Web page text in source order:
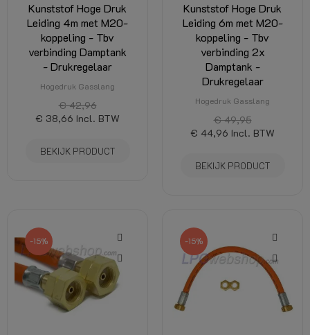
Kunststof Hoge Druk
Leiding 4m met M20-
koppeling - Tbv
verbinding Damptank
- Drukregelaar
Hogedruk Gasslang
€ 42,96
€ 38,66 Incl. BTW
BEKIJK PRODUCT
Kunststof Hoge Druk
Leiding 6m met M20-
koppeling - Tbv
verbinding 2x
Damptank -
Drukregelaar
Hogedruk Gasslang
€ 49,95
€ 44,96 Incl. BTW
BEKIJK PRODUCT
-15% -15%